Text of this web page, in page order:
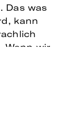
Das was
kann
Wenn wir